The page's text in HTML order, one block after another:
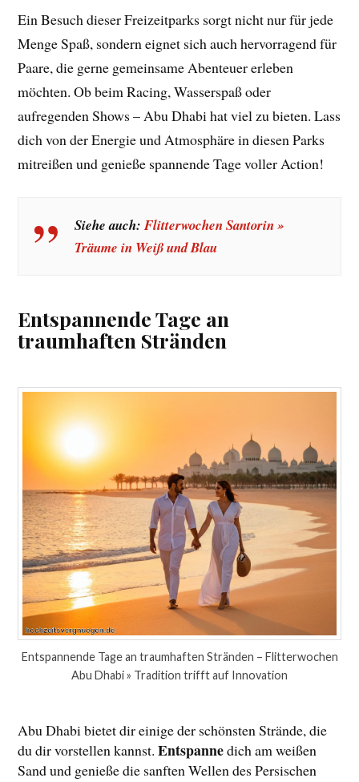
Ein Besuch dieser Freizeitparks sorgt nicht nur für jede
Menge Spaß, sondern eignet sich auch hervorragend für
Paare, die gerne gemeinsame Abenteuer erleben
möchten. Ob beim Racing, Wasserspaß oder
aufregenden Shows – Abu Dhabi hat viel zu bieten. Lass
dich von der Energie und Atmosphäre in diesen Parks
mitreißen und genieße spannende Tage voller Action!
Siehe auch:Flitterwochen Santorin »
Träume in Weiß und Blau
Entspannende Tage an
traumhaften Stränden
Entspannende Tage an traumhaften Stränden – Flitterwochen
Abu Dhabi » Tradition trifft auf Innovation
Abu Dhabi bietet dir einige der schönsten Strände, die
du dir vorstellen kannst.Entspannedich am weißen
Sand und genieße die sanften Wellen des Persischen